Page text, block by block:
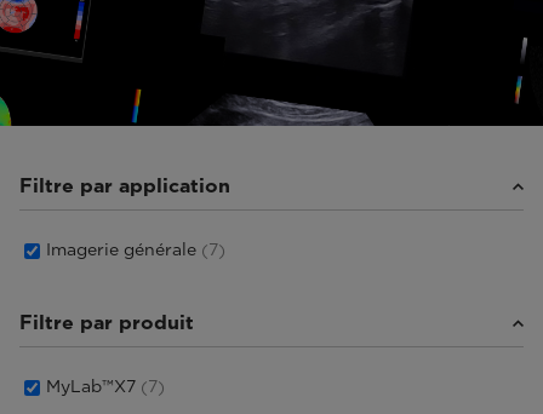
Filtre par application
Imagerie générale (7)
Filtre par produit
MyLab™X7 (7)